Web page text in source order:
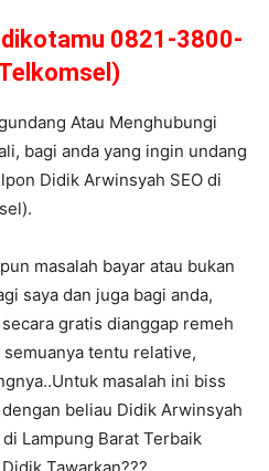
dikotamu 0821-3800-
Atau Menghubungi
bagi anda yang ingin undang
Didik Arwinsyah SEO di
masalah bayar atau bukan
saya dan juga bagi anda,
gratis dianggap remeh
tentu relative,
masalah ini biss
beliau Didik Arwinsyah
Lampung Barat Terbaik